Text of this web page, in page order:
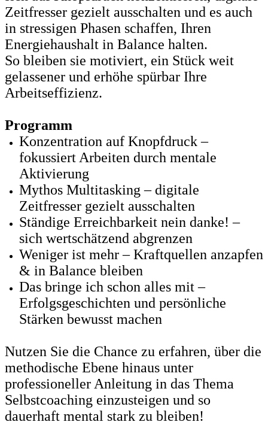
Zeitfresser gezielt ausschalten und es auch
in stressigen Phasen schaffen, Ihren
Energiehaushalt in Balance halten.
So bleiben sie motiviert, ein Stück weit
gelassener und erhöhe spürbar Ihre
Arbeitseffizienz.
Programm
Konzentration auf Knopfdruck –
fokussiert Arbeiten durch mentale
Aktivierung
Mythos Multitasking – digitale
Zeitfresser gezielt ausschalten
Ständige Erreichbarkeit nein danke! –
sich wertschätzend abgrenzen
Weniger ist mehr – Kraftquellen anzapfen
& in Balance bleiben
Das bringe ich schon alles mit –
Erfolgsgeschichten und persönliche
Stärken bewusst machen
Nutzen Sie die Chance zu erfahren, über die
methodische Ebene hinaus unter
professioneller Anleitung in das Thema
Selbstcoaching einzusteigen und so
dauerhaft mental stark zu bleiben!